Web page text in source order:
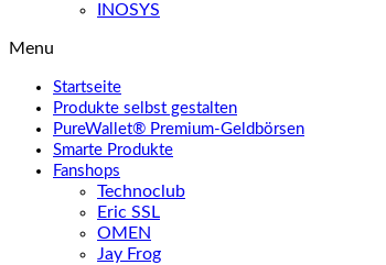
INOSYS
Menu
Startseite
Produkte selbst gestalten
PureWallet® Premium-Geldbörsen
Smarte Produkte
Fanshops
Technoclub
Eric SSL
OMEN
Jay Frog